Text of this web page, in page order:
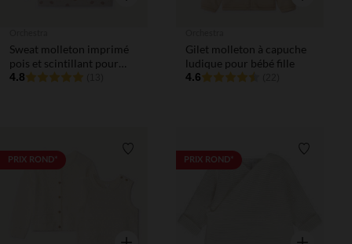
Sweat molleton imprimé
pois et scintillant pour
bébé fille
4.8
Gilet molleton à capuche
ludique pour bébé fille
4.6
PRIX ROND* Liste de souhaits
Aperçu rapide
PRIX ROND*
Aperçu